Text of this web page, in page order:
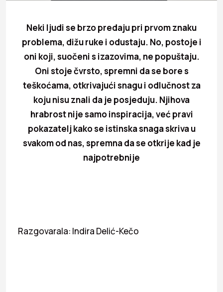
Neki ljudi se brzo predaju pri prvom znaku
problema, dižu ruke i odustaju. No, postoje i
oni koji, suočeni s izazovima, ne popuštaju.
Oni stoje čvrsto, spremni da se bore s
teškoćama, otkrivajući snagu i odlučnost za
koju nisu znali da je posjeduju. Njihova
hrabrost nije samo inspiracija, već pravi
pokazatelj kako se istinska snaga skriva u
svakom od nas, spremna da se otkrije kad je
najpotrebnije
Razgovarala: Indira Delić-Kečo